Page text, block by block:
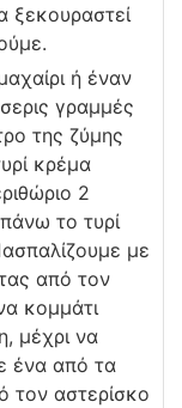
ξεκουραστεί
ή έναν
γραμμές
της ζύμης
κρέμα
2
το τυρί
με
από τον
κομμάτι
μέχρι να
ένα από τα
τον αστερίσκο